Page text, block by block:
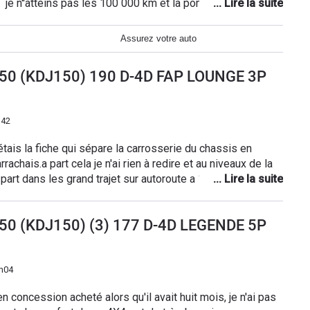
de la pompe ou des injecteurs car les pompes
je n''atteins pas les 100 000 km et la pompe à urée en
Assurez votre auto
(KDJ150) 190 D-4D FAP LOUNGE 3P
la fiche qui sépare la carrosserie du chassis en
part cela je n'ai rien à redire et au niveaux de la
dans les grand trajet sur autoroute a 100 kilomettre
(KDJ150) (3) 177 D-4D LEGENDE 5P
concession acheté alors qu'il avait huit mois, je n'ai pas